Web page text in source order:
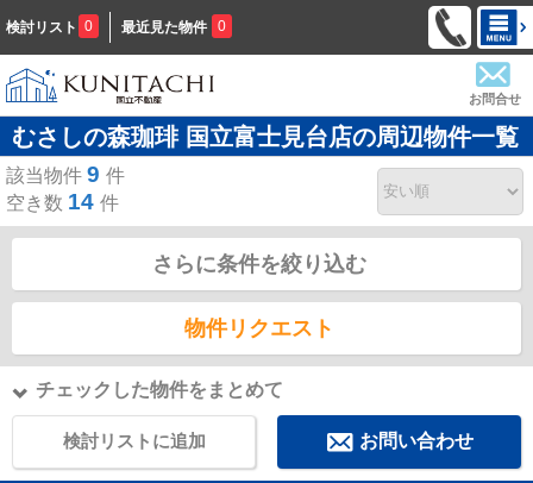
検討リスト 0 最近見た物件 0
お問合せ
むさしの森珈琲 国立富士見台店の周辺物件一覧
該当物件 9 件
空き数 14 件
さらに条件を絞り込む
物件リクエスト
チェックした物件をまとめて
検討リストに追加 お問い合わせ